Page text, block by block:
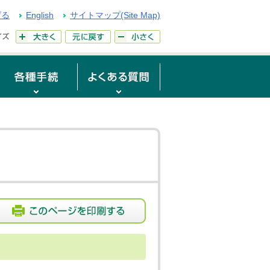
English サイトマップ(Site Map)